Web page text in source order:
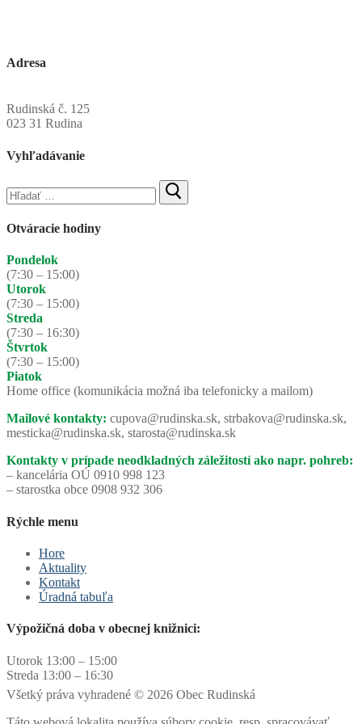
Adresa
Rudinská č. 125
023 31 Rudina
Vyhľadávanie
Hľadať:
Otváracie hodiny
Pondelok
(7:30 – 15:00)
Utorok
(7:30 – 15:00)
Streda
(7:30 – 16:30)
Štvrtok
(7:30 – 15:00)
Piatok
Home office (komunikácia možná iba telefonicky a mailom)
Mailové kontakty: cupova@rudinska.sk, strbakova@rudinska.sk,
mesticka@rudinska.sk, starosta@rudinska.sk
Kontakty v prípade neodkladných záležitostí ako napr. pohreb:
– kancelária OÚ 0910 998 123
– starostka obce 0908 932 306
Rýchle menu
Hore
Aktuality
Kontakt
Úradná tabuľa
Výpožičná doba v obecnej knižnici:
Utorok 13:00 – 15:00
Streda 13:00 – 16:30
Všetký práva vyhradené © 2026 Obec Rudinská